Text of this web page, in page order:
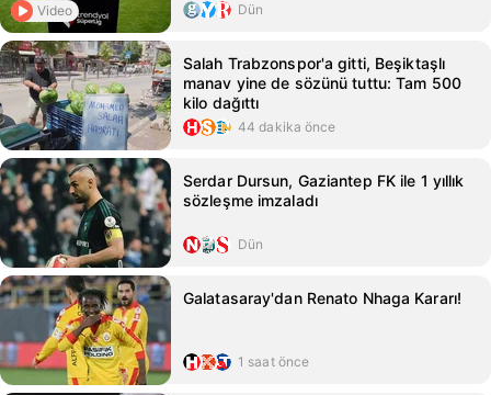
Video Dün
Salah Trabzonspor'a gitti, Beşiktaşlı
manav yine de sözünü tuttu: Tam 500
kilo dağıttı
44 dakika önce
Serdar Dursun, Gaziantep FK ile 1 yıllık
sözleşme imzaladı
Dün
Galatasaray'dan Renato Nhaga Kararı!
1 saat önce